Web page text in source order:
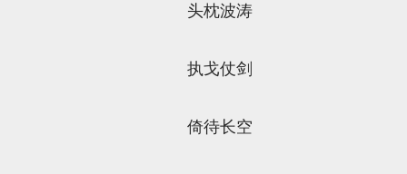
头枕波涛
执戈仗剑
倚待长空